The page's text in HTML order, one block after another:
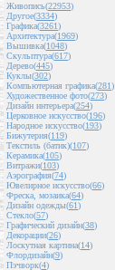
Живопись(22953)
Другое(3334)
Графика(3261)
Архитектура(1969)
Вышивка(1048)
Скульптура(617)
Дерево(445)
Куклы(302)
Компьютерная графика(281)
Художественное фото(273)
Дизайн интерьера(254)
Церковное искусство(196)
Народное искусство(193)
Бижутерия(119)
Текстиль (батик)(107)
Керамика(105)
Витражи(103)
Аэрография(74)
Ювелирное искусство(66)
Фреска, мозаика(64)
Дизайн одежды(61)
Стекло(57)
Графический дизайн(38)
Декорации(26)
Лоскутная картина(14)
Флордизайн(9)
Пэчворк(4)